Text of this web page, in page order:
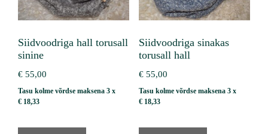
Siidvoodriga hall torusall
sinine
€ 55,00
Tasu kolme võrdse maksena 3 x
€ 18,33
Siidvoodriga sinakas
torusall hall
€55,00
Tasu kolme võrdse maksena 3 x
€18,33